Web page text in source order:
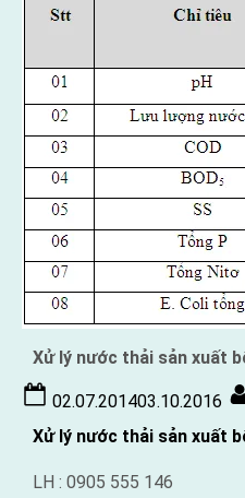
Xử lý nước thải sản xuất
Posted
02.07.201403.10.2016
Xử lý nước thải sản xuất
LH : 0905 555 146